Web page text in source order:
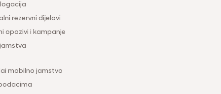
rezervni dijelovi
opozivi i kampanje
mobilno jamstvo